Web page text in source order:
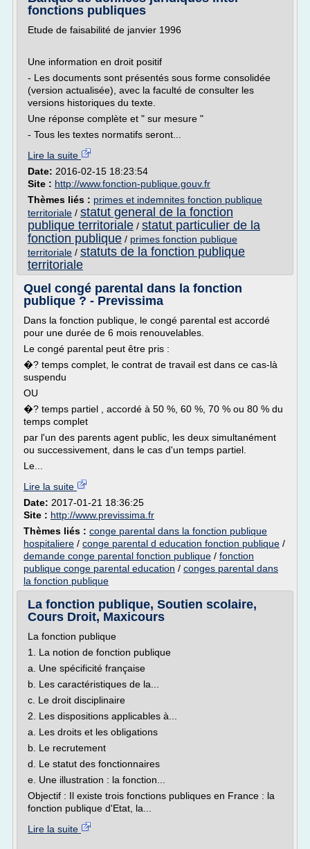
fonctions publiques
Etude de faisabilité de janvier 1996
Une information en droit positif
- Les documents sont présentés sous forme consolidée
(version actualisée), avec la faculté de consulter les
versions historiques du texte.
Une réponse complète et " sur mesure "
- Tous les textes normatifs seront...
Lire la suite
Date: 2016-02-15 18:23:54
Site : http://www.fonction-publique.gouv.fr
Thèmes liés : primes et indemnites fonction publique
territoriale / statut general de la fonction
publique territoriale / statut particulier de la
fonction publique / primes fonction publique
territoriale / statuts de la fonction publique
territoriale
Quel congé parental dans la fonction
publique ? - Previssima
Dans la fonction publique, le congé parental est accordé
pour une durée de 6 mois renouvelables.
Le congé parental peut être pris :
�? temps complet, le contrat de travail est dans ce cas-là
suspendu
OU
�? temps partiel , accordé à 50 %, 60 %, 70 % ou 80 % du
temps complet
par l'un des parents agent public, les deux simultanément
ou successivement, dans le cas d'un temps partiel.
Le...
Lire la suite
Date: 2017-01-21 18:36:25
Site : http://www.previssima.fr
Thèmes liés : conge parental dans la fonction publique
hospitaliere / conge parental d education fonction publique /
demande conge parental fonction publique / fonction
publique conge parental education / conges parental dans
la fonction publique
La fonction publique, Soutien scolaire,
Cours Droit, Maxicours
La fonction publique
1. La notion de fonction publique
a. Une spécificité française
b. Les caractéristiques de la...
c. Le droit disciplinaire
2. Les dispositions applicables à...
a. Les droits et les obligations
b. Le recrutement
d. Le statut des fonctionnaires
e. Une illustration : la fonction...
Objectif : Il existe trois fonctions publiques en France : la
fonction publique d'Etat, la...
Lire la suite